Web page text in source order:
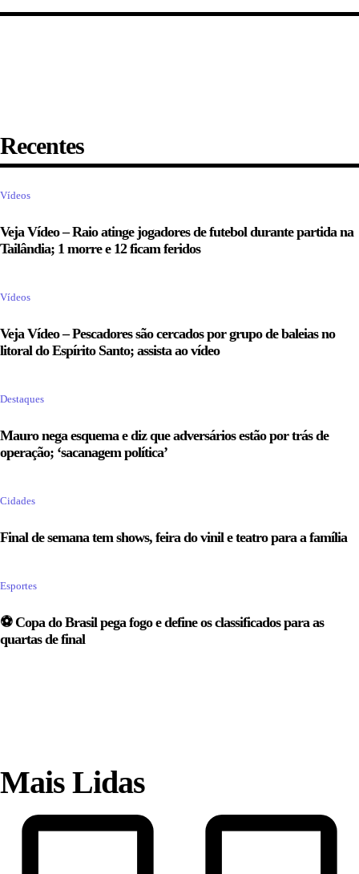
Recentes
Vídeos
Veja Vídeo – Raio atinge jogadores de futebol durante partida na
Tailândia; 1 morre e 12 ficam feridos
Vídeos
Veja Vídeo – Pescadores são cercados por grupo de baleias no
litoral do Espírito Santo; assista ao vídeo
Destaques
Mauro nega esquema e diz que adversários estão por trás de
operação; ‘sacanagem política’
Cidades
Final de semana tem shows, feira do vinil e teatro para a família
Esportes
⚽ Copa do Brasil pega fogo e define os classificados para as
quartas de final
Mais Lidas